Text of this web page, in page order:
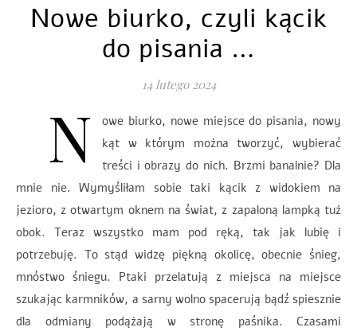
Nowe biurko, czyli kącik
do pisania …
14 lutego 2024
N
owe biurko, nowe miejsce do pisania, nowy
kąt w którym można tworzyć, wybierać
treści i obrazy do nich. Brzmi banalnie? Dla
mnie nie. Wymyśliłam sobie taki kącik z widokiem na
jezioro, z otwartym oknem na świat, z zapaloną lampką tuż
obok. Teraz wszystko mam pod ręką, tak jak lubię i
potrzebuję. To stąd widzę piękną okolicę, obecnie śnieg,
mnóstwo śniegu. Ptaki przelatują z miejsca na miejsce
szukając karmników, a sarny wolno spacerują bądź spiesznie
dla odmiany podążają w stronę paśnika. Czasami